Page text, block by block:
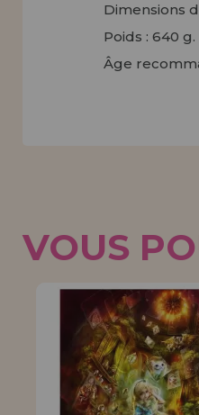
Dimensions
Poids : 640 g.
Âge
VOUS